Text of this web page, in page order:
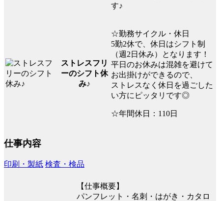
す♪
ストレスフリ
ーのシフト休
み♪
☆勤務サイクル・休日
5勤2休で、休日はシフト制
（週2日休み）となります！
平日のお休みは混雑を避けて
お出掛けができるので、
ストレスなく休日を過ごした
い方にピッタリです◎
☆年間休日：110日
仕事内容
印刷・製紙 検査・検品
【仕事概要】
パンフレット・名刺・はがき・カタロ